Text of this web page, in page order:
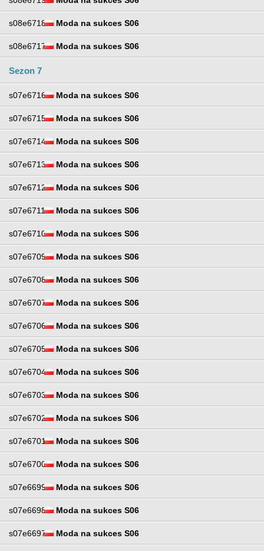
s08e6718 Moda na sukces S06
s08e6717 Moda na sukces S06
Sezon 7
s07e6716 Moda na sukces S06
s07e6715 Moda na sukces S06
s07e6714 Moda na sukces S06
s07e6713 Moda na sukces S06
s07e6712 Moda na sukces S06
s07e6711 Moda na sukces S06
s07e6710 Moda na sukces S06
s07e6709 Moda na sukces S06
s07e6708 Moda na sukces S06
s07e6707 Moda na sukces S06
s07e6706 Moda na sukces S06
s07e6705 Moda na sukces S06
s07e6704 Moda na sukces S06
s07e6703 Moda na sukces S06
s07e6702 Moda na sukces S06
s07e6701 Moda na sukces S06
s07e6700 Moda na sukces S06
s07e6699 Moda na sukces S06
s07e6698 Moda na sukces S06
s07e6697 Moda na sukces S06